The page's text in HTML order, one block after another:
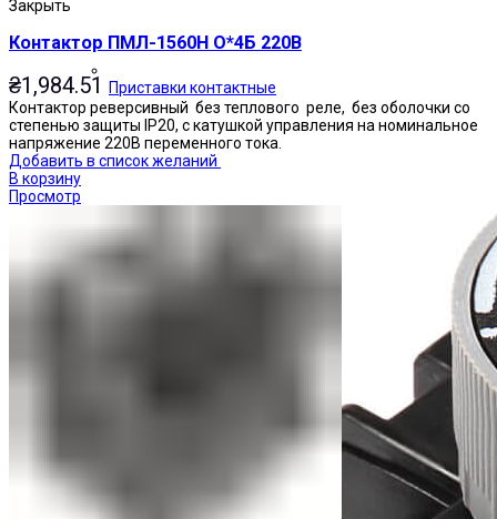
Приставки контактные
Закрыть
Контактор ПМЛ-1560Н О*4Б 220В
₴1,984.51
Контактор реверсивный без теплового реле, без оболочки со
степенью защиты IP20, с катушкой управления на номинальное
напряжение 220В переменного тока.
Добавить в список желаний
В корзину
Просмотр